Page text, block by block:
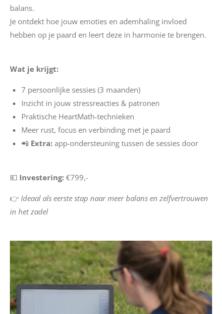
balans.
Je ontdekt hoe jouw emoties en ademhaling invloed
hebben op je paard en leert deze in harmonie te brengen.
Wat je krijgt:
7 persoonlijke sessies (3 maanden)
Inzicht in jouw stressreacties & patronen
Praktische HeartMath-technieken
Meer rust, focus en verbinding met je paard
📲 Extra:app-ondersteuning tussen de sessies door
💶 Investering: €799,-
👉 Ideaal als eerste stap naar meer balans en zelfvertrouwen
in het zadel